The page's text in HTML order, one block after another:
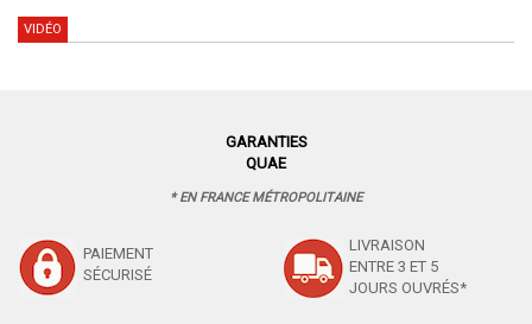
VIDÉO
GARANTIES
QUAE
* EN FRANCE MÉTROPOLITAINE
PAIEMENT
SÉCURISÉ
LIVRAISON
ENTRE 3 ET 5
JOURS OUVRÉS*